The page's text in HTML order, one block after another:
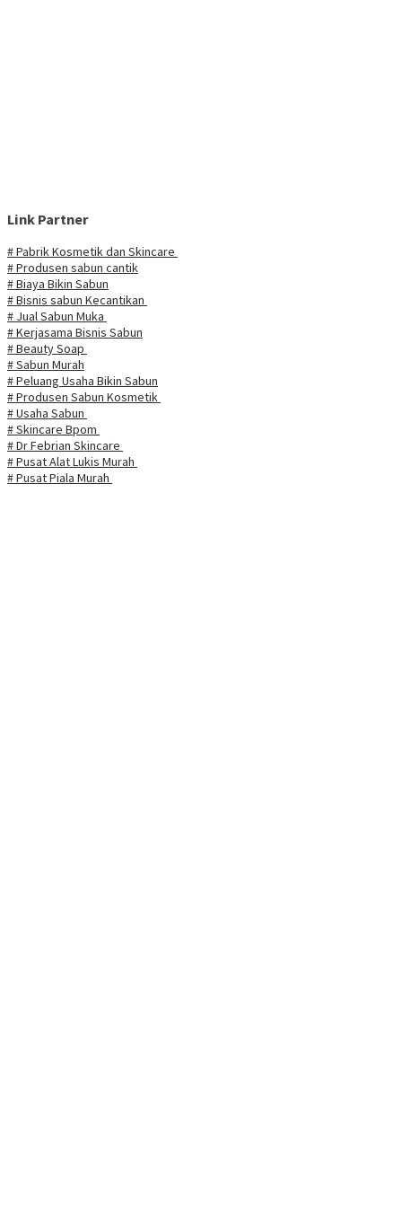
Link Partner
# Pabrik Kosmetik dan Skincare
# Produsen sabun cantik
# Biaya Bikin Sabun
# Bisnis sabun Kecantikan
# Jual Sabun Muka
# Kerjasama Bisnis Sabun
# Beauty Soap
# Sabun Murah
# Peluang Usaha Bikin Sabun
# Produsen Sabun Kosmetik
# Usaha Sabun
# Skincare Bpom
# Dr Febrian Skincare
# Pusat Alat Lukis Murah
# Pusat Piala Murah